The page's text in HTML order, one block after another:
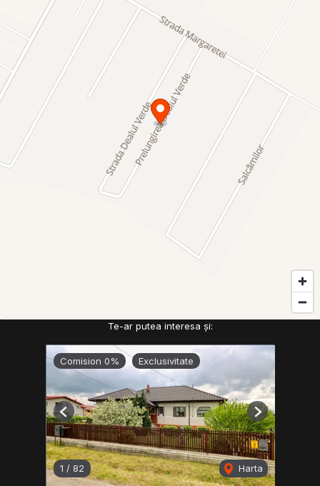
Te-ar putea interesa și:
Comision 0% Exclusivitate
1 / 82 Harta
Previous Next